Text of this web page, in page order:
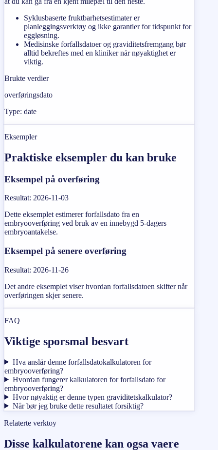
Syklusbaserte fruktbarhetsestimater er
planleggingsverktøy og ikke garantier for tidspunkt for
eggløsning.
Medisinske forfallsdatoer og graviditetsfremgang bør
alltid bekreftes med en kliniker når nøyaktighet er
viktig.
Brukte verdier
overføringsdato
Type: date
Eksempler
Praktiske eksempler du kan bruke
Eksempel på overføring
Resultat: 2026-11-03
Dette eksemplet estimerer forfallsdato fra en
embryooverføring ved bruk av en innebygd 5-dagers
embryoantakelse.
Eksempel på senere overføring
Resultat: 2026-11-26
Det andre eksemplet viser hvordan forfallsdatoen skifter når
overføringen skjer senere.
FAQ
Viktige sporsmal besvart
Hva anslår denne forfallsdatokalkulatoren for
embryooverføring?
Hvordan fungerer kalkulatoren for forfallsdato for
embryooverføring?
Hvor nøyaktig er denne typen graviditetskalkulator?
Når bør jeg bruke dette resultatet forsiktig?
Relaterte verktoy
Disse kalkulatorene kan ogsa vaere